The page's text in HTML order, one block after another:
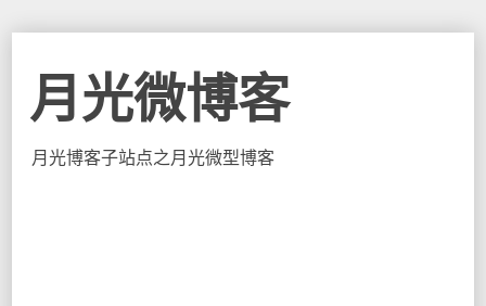
月光微博客
月光博客子站点之月光微型博客